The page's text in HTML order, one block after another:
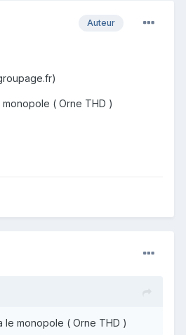
Auteur
( Orne THD )
le monopole ( Orne THD )